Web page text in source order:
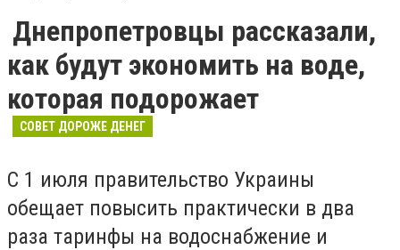
Днепропетровцы рассказали,
как будут экономить на воде,
которая подорожает
СОВЕТ ДОРОЖЕ ДЕНЕГ
С 1 июля правительство Украины
обещает повысить практически в два
раза таринфы на водоснабжение и